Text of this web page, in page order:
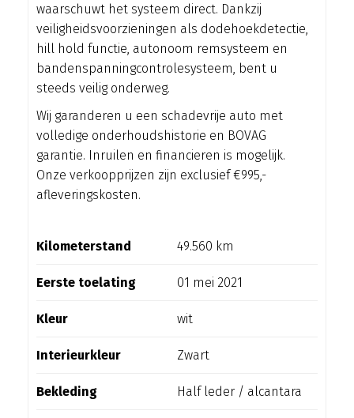
waarschuwt het systeem direct. Dankzij
veiligheidsvoorzieningen als dodehoekdetectie,
hill hold functie, autonoom remsysteem en
bandenspanningcontrolesysteem, bent u
steeds veilig onderweg.
Wij garanderen u een schadevrije auto met
volledige onderhoudshistorie en BOVAG
garantie. Inruilen en financieren is mogelijk.
Onze verkoopprijzen zijn exclusief €995,-
afleveringskosten.
Kilometerstand 49.560 km
Eerste toelating 01 mei 2021
Kleur wit
Interieurkleur Zwart
Bekleding Half leder / alcantara